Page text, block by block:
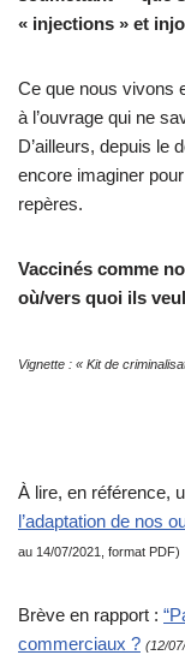
« injections » et
Ce que nous vivons
à l’ouvrage qui ne
D’ailleurs, depuis le
encore imaginer
repères.
Vaccinés comme
où/vers quoi ils
Vignette : « Kit de
À lire, en référence,
l’adaptation de nos
au 14/07/2021, format PDF)
Brève en rapport :
commerciaux ? (12/